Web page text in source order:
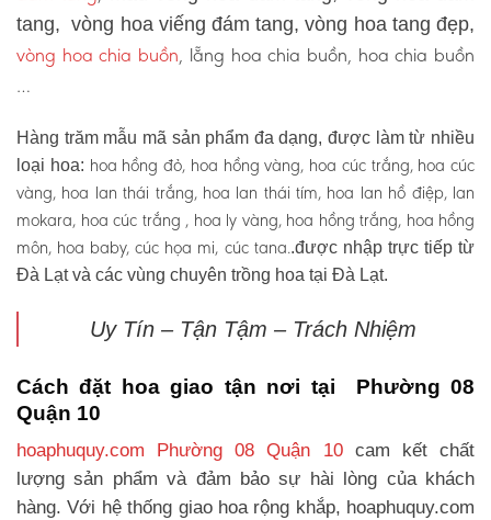
tang, vòng hoa viếng đám tang, vòng hoa tang đẹp,
vòng hoa chia buồn, lẵng hoa chia buồn, hoa chia buồn
…
Hàng trăm mẫu mã sản phẩm đa dạng, được làm từ nhiều
loại hoa: hoa hồng đỏ, hoa hồng vàng, hoa cúc trắng, hoa cúc
vàng, hoa lan thái trắng, hoa lan thái tím, hoa lan hồ điệp, lan
mokara, hoa cúc trắng , hoa ly vàng, hoa hồng trắng, hoa hồng
môn, hoa baby, cúc họa mi, cúc tana..được nhập trực tiếp từ
Đà Lạt và các vùng chuyên trồng hoa tại Đà Lạt.
Uy Tín – Tận Tậm – Trách Nhiệm
Cách đặt hoa giao tận nơi tại Phường 08
Quận 10
hoaphuquy.com Phường 08 Quận 10cam kết chất
lượng sản phẩm và đảm bảo sự hài lòng của khách
hàng. Với hệ thống giao hoa rộng khắp, hoaphuquy.com